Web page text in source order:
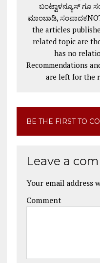
ಬಂಟ್ವಾಳನ್ಯೂಸ್ ಗೂ
ಮಾಂಬಾಡಿ,
the articles
related topic are
has no
Recommendations
are left for the
BE THE FIRST TO
Leave a
Your email address
Comment